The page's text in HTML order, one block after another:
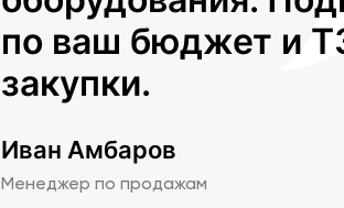
по ваш бюджет и
закупки.
Иван Амбаров
Менеджер по продажам